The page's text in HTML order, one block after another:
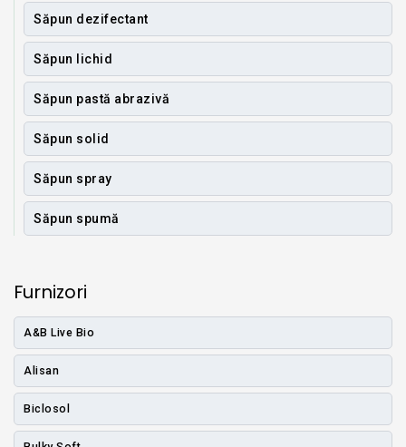
Săpun dezifectant
Săpun lichid
Săpun pastă abrazivă
Săpun solid
Săpun spray
Săpun spumă
Furnizori
A&B Live Bio
Alisan
Biclosol